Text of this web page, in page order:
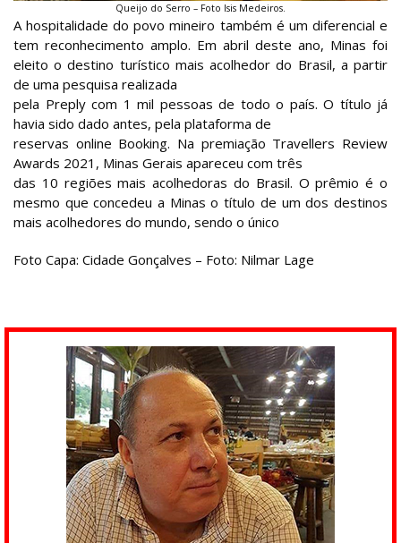
Queijo do Serro – Foto Isis Medeiros.
A hospitalidade do povo mineiro também é um diferencial e
tem reconhecimento amplo. Em abril deste ano, Minas foi
eleito o destino turístico mais acolhedor do Brasil, a partir
de uma pesquisa realizada
pela Preply com 1 mil pessoas de todo o país. O título já
havia sido dado antes, pela plataforma de
reservas online Booking. Na premiação Travellers Review
Awards 2021, Minas Gerais apareceu com três
das 10 regiões mais acolhedoras do Brasil. O prêmio é o
mesmo que concedeu a Minas o título de um dos destinos
mais acolhedores do mundo, sendo o único
Foto Capa: Cidade Gonçalves – Foto: Nilmar Lage